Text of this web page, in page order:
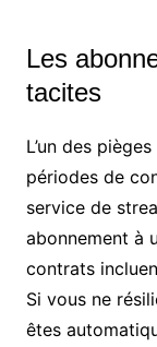
Les
tacites
L’un des
périodes de
service de
abonnement à
contrats
Si vous ne
êtes